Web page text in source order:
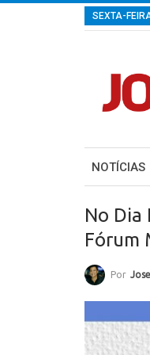
SEXTA-
NOTÍCIAS
No Dia
Fórum
Por